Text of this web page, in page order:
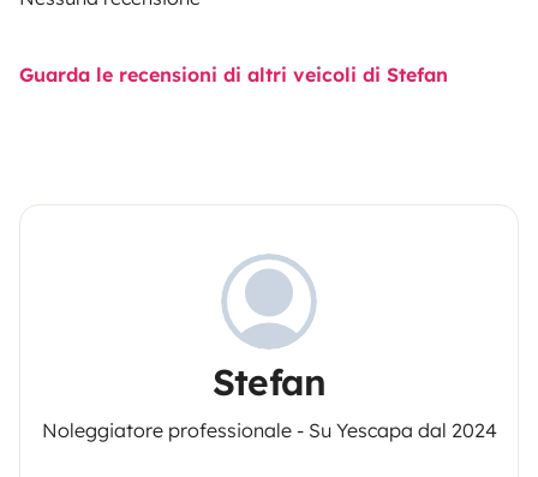
Guarda le recensioni di altri veicoli di Stefan
Stefan
Noleggiatore professionale - Su Yescapa dal 2024